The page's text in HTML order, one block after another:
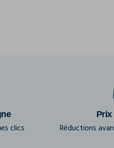
clics Réductions